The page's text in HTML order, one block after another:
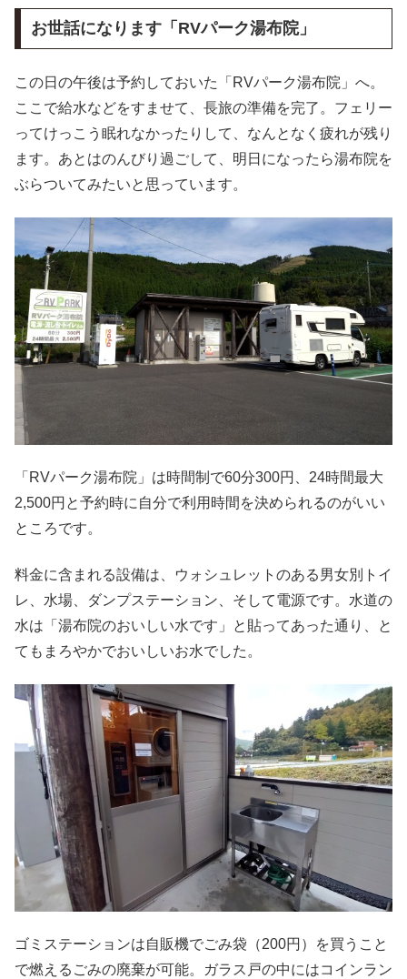
お世話になります「RVパーク湯布院」
この日の午後は予約しておいた「RVパーク湯布院」へ。
ここで給水などをすませて、長旅の準備を完了。フェリー
ってけっこう眠れなかったりして、なんとなく疲れが残り
ます。あとはのんびり過ごして、明日になったら湯布院を
ぶらついてみたいと思っています。
「RVパーク湯布院」は時間制で60分300円、24時間最大
2,500円と予約時に自分で利用時間を決められるのがいい
ところです。
料金に含まれる設備は、ウォシュレットのある男女別トイ
レ、水場、ダンプステーション、そして電源です。水道の
水は「湯布院のおいしい水です」と貼ってあった通り、と
てもまろやかでおいしいお水でした。
ゴミステーションは自販機でごみ袋（200円）を買うこと
で燃えるごみの廃棄が可能。ガラス戸の中にはコインラン